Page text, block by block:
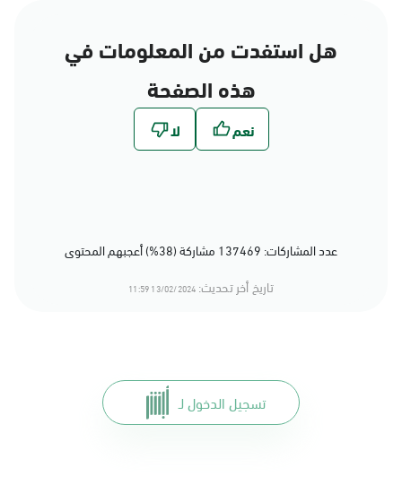
هل استفدت من المعلومات في
هذه الصفحة
عدد المشاركات: 137469 مشاركة (38%) أعجبهم المحتوى
تاريخ أخر تحديث: 13/02/2024 11:59
تسجيل الدخول لـ